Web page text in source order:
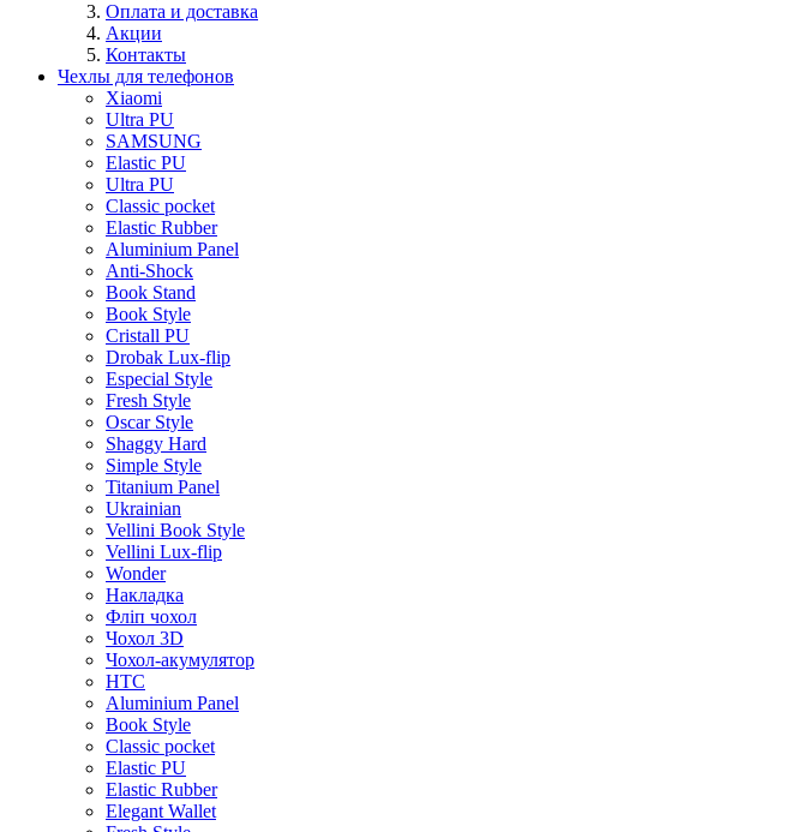
Оплата и доставка
Акции
Контакты
Чехлы для телефонов
Xiaomi
Ultra PU
SAMSUNG
Elastic PU
Ultra PU
Classic pocket
Elastic Rubber
Aluminium Panel
Anti-Shock
Book Stand
Book Style
Cristall PU
Drobak Lux-flip
Especial Style
Fresh Style
Oscar Style
Shaggy Hard
Simple Style
Titanium Panel
Ukrainian
Vellini Book Style
Vellini Lux-flip
Wonder
Накладка
Фліп чохол
Чохол 3D
Чохол-акумулятор
HTC
Aluminium Panel
Book Style
Classic pocket
Elastic PU
Elastic Rubber
Elegant Wallet